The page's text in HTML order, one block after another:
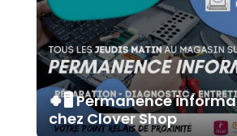
🍀🖥️ Permanence
chez Clover Shop